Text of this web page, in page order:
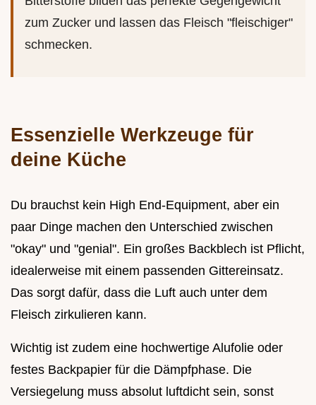
zum Zucker und lassen das Fleisch "fleischiger"
schmecken.
Essenzielle Werkzeuge für
deine Küche
Du brauchst kein High End-Equipment, aber ein
paar Dinge machen den Unterschied zwischen
"okay" und "genial". Ein großes Backblech ist Pflicht,
idealerweise mit einem passenden Gittereinsatz.
Das sorgt dafür, dass die Luft auch unter dem
Fleisch zirkulieren kann.
Wichtig ist zudem eine hochwertige Alufolie oder
festes Backpapier für die Dämpfphase. Die
Versiegelung muss absolut luftdicht sein, sonst